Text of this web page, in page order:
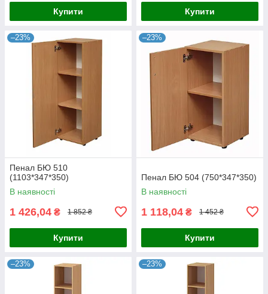
Купити Купити
–23%
Пенал БЮ 510
(1103*347*350)
В наявності
1 426,04 ₴ 1 852 ₴
Купити
–23%
Пенал БЮ 504 (750*347*350)
В наявності
1 118,04 ₴ 1 452 ₴
Купити
–23% –23%